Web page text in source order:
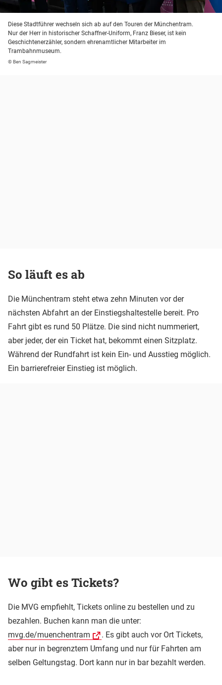
Diese Stadtführer wechseln sich ab auf den Touren der Münchentram.
Nur der Herr in historischer Schaffner-Uniform, Franz Bieser, ist kein
Geschichtenerzähler, sondern ehrenamtlicher Mitarbeiter im
Trambahnmuseum.
© Ben Sagmeister
So läuft es ab
Die Münchentram steht etwa zehn Minuten vor der
nächsten Abfahrt an der Einstiegshaltestelle bereit. Pro
Fahrt gibt es rund 50 Plätze. Die sind nicht nummeriert,
aber jeder, der ein Ticket hat, bekommt einen Sitzplatz.
Während der Rundfahrt ist kein Ein- und Ausstieg möglich.
Ein barrierefreier Einstieg ist möglich.
Wo gibt es Tickets?
Die MVG empfiehlt, Tickets online zu bestellen und zu
bezahlen. Buchen kann man die unter:
mvg.de/muenchentram
. Es gibt auch vor Ort Tickets,
aber nur in begrenztem Umfang und nur für Fahrten am
selben Geltungstag. Dort kann nur in bar bezahlt werden.